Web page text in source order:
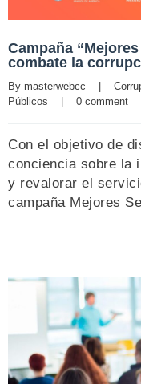
Campaña
combate la
By masterwebcc |
Públicos
| 0 comment
Con el objetivo de
conciencia sobre la
y revalorar el
campaña Mejores